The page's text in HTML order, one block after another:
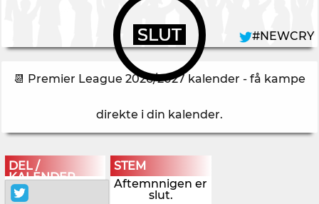
SLUT #NEWCRY
📆 Premier League 2026/2027 kalender - få kampe
direkte i din kalender.
DEL /
KALENDER
STEM
Aftemnnigen er
slut.